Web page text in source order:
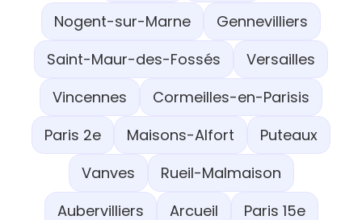
Nogent-sur-Marne
Gennevilliers
Saint-Maur-des-Fossés
Versailles
Vincennes
Cormeilles-en-Parisis
Paris 2e
Maisons-Alfort
Puteaux
Vanves
Rueil-Malmaison
Aubervilliers
Arcueil
Paris 15e